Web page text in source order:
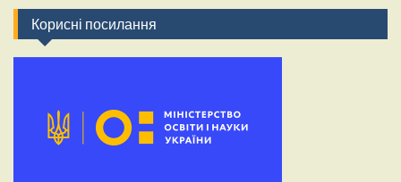
Корисні посилання